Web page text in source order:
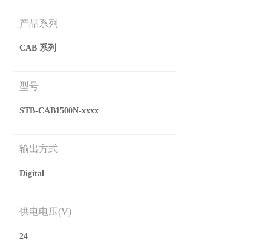
产品系列
CAB 系列
型号
STB-CAB1500N-xxxx
输出方式
Digital
供电电压(V)
24